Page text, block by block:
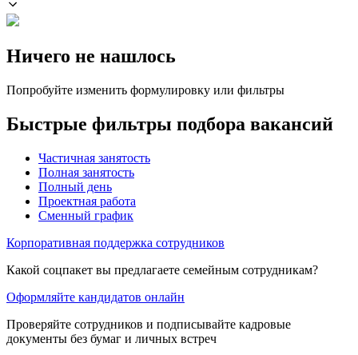
Ничего не нашлось
Попробуйте изменить формулировку или фильтры
Быстрые фильтры подбора вакансий
Частичная занятость
Полная занятость
Полный день
Проектная работа
Сменный график
Корпоративная поддержка сотрудников
Какой соцпакет вы предлагаете семейным сотрудникам?
Оформляйте кандидатов онлайн
Проверяйте сотрудников и подписывайте кадровые
документы без бумаг и личных встреч